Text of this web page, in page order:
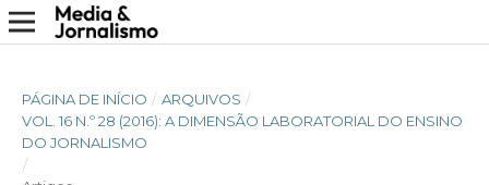
PÁGINA DE INÍCIO / ARQUIVOS /
VOL. 16 N.º 28 (2016): A DIMENSÃO LABORATORIAL DO ENSINO
DO JORNALISMO
/